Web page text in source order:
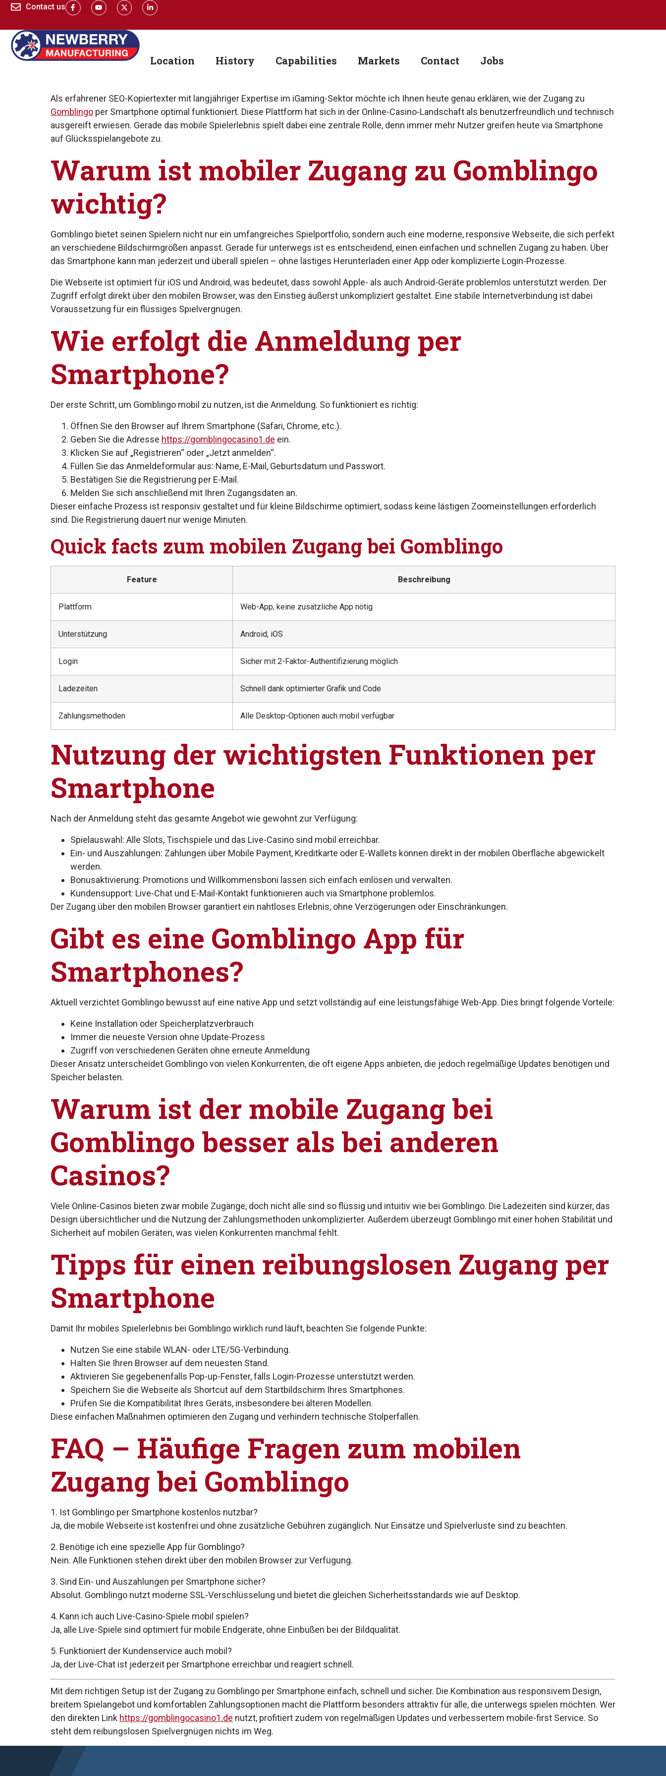
Contact us
Location History Capabilities Markets Contact Jobs
Als erfahrener SEO-Kopiertexter mit langjähriger Expertise im iGaming-Sektor möchte ich Ihnen heute genau erklären, wie der Zugang zu
Gomblingo per Smartphone optimal funktioniert. Diese Plattform hat sich in der Online-Casino-Landschaft als benutzerfreundlich und technisch
ausgereift erwiesen. Gerade das mobile Spielerlebnis spielt dabei eine zentrale Rolle, denn immer mehr Nutzer greifen heute via Smartphone
auf Glücksspielangebote zu.
Warum ist mobiler Zugang zu Gomblingo
wichtig?
Gomblingo bietet seinen Spielern nicht nur ein umfangreiches Spielportfolio, sondern auch eine moderne, responsive Webseite, die sich perfekt
an verschiedene Bildschirmgrößen anpasst. Gerade für unterwegs ist es entscheidend, einen einfachen und schnellen Zugang zu haben. Über
das Smartphone kann man jederzeit und überall spielen – ohne lästiges Herunterladen einer App oder komplizierte Login-Prozesse.
Die Webseite ist optimiert für iOS und Android, was bedeutet, dass sowohl Apple- als auch Android-Geräte problemlos unterstützt werden. Der
Zugriff erfolgt direkt über den mobilen Browser, was den Einstieg äußerst unkompliziert gestaltet. Eine stabile Internetverbindung ist dabei
Voraussetzung für ein flüssiges Spielvergnügen.
Wie erfolgt die Anmeldung per
Smartphone?
Der erste Schritt, um Gomblingo mobil zu nutzen, ist die Anmeldung. So funktioniert es richtig:
Öffnen Sie den Browser auf Ihrem Smartphone (Safari, Chrome, etc.).
Geben Sie die Adresse https://gomblingocasino1.de ein.
Klicken Sie auf „Registrieren“ oder „Jetzt anmelden“.
Füllen Sie das Anmeldeformular aus: Name, E-Mail, Geburtsdatum und Passwort.
Bestätigen Sie die Registrierung per E-Mail.
Melden Sie sich anschließend mit Ihren Zugangsdaten an.
Dieser einfache Prozess ist responsiv gestaltet und für kleine Bildschirme optimiert, sodass keine lästigen Zoomeinstellungen erforderlich
sind. Die Registrierung dauert nur wenige Minuten.
Quick facts zum mobilen Zugang bei Gomblingo
Feature Beschreibung
Plattform Web-App, keine zusätzliche App nötig
Unterstützung Android, iOS
Login Sicher mit 2-Faktor-Authentifizierung möglich
Ladezeiten Schnell dank optimierter Grafik und Code
Zahlungsmethoden Alle Desktop-Optionen auch mobil verfügbar
Nutzung der wichtigsten Funktionen per
Smartphone
Nach der Anmeldung steht das gesamte Angebot wie gewohnt zur Verfügung:
Spielauswahl: Alle Slots, Tischspiele und das Live-Casino sind mobil erreichbar.
Ein- und Auszahlungen: Zahlungen über Mobile Payment, Kreditkarte oder E-Wallets können direkt in der mobilen Oberfläche abgewickelt
werden.
Bonusaktivierung: Promotions und Willkommensboni lassen sich einfach einlösen und verwalten.
Kundensupport: Live-Chat und E-Mail-Kontakt funktionieren auch via Smartphone problemlos.
Der Zugang über den mobilen Browser garantiert ein nahtloses Erlebnis, ohne Verzögerungen oder Einschränkungen.
Gibt es eine Gomblingo App für
Smartphones?
Aktuell verzichtet Gomblingo bewusst auf eine native App und setzt vollständig auf eine leistungsfähige Web-App. Dies bringt folgende Vorteile:
Keine Installation oder Speicherplatzverbrauch
Immer die neueste Version ohne Update-Prozess
Zugriff von verschiedenen Geräten ohne erneute Anmeldung
Dieser Ansatz unterscheidet Gomblingo von vielen Konkurrenten, die oft eigene Apps anbieten, die jedoch regelmäßige Updates benötigen und
Speicher belasten.
Warum ist der mobile Zugang bei
Gomblingo besser als bei anderen
Casinos?
Viele Online-Casinos bieten zwar mobile Zugänge, doch nicht alle sind so flüssig und intuitiv wie bei Gomblingo. Die Ladezeiten sind kürzer, das
Design übersichtlicher und die Nutzung der Zahlungsmethoden unkomplizierter. Außerdem überzeugt Gomblingo mit einer hohen Stabilität und
Sicherheit auf mobilen Geräten, was vielen Konkurrenten manchmal fehlt.
Tipps für einen reibungslosen Zugang per
Smartphone
Damit Ihr mobiles Spielerlebnis bei Gomblingo wirklich rund läuft, beachten Sie folgende Punkte:
Nutzen Sie eine stabile WLAN- oder LTE/5G-Verbindung.
Halten Sie Ihren Browser auf dem neuesten Stand.
Aktivieren Sie gegebenenfalls Pop-up-Fenster, falls Login-Prozesse unterstützt werden.
Speichern Sie die Webseite als Shortcut auf dem Startbildschirm Ihres Smartphones.
Prüfen Sie die Kompatibilität Ihres Geräts, insbesondere bei älteren Modellen.
Diese einfachen Maßnahmen optimieren den Zugang und verhindern technische Stolperfallen.
FAQ – Häufige Fragen zum mobilen
Zugang bei Gomblingo
1. Ist Gomblingo per Smartphone kostenlos nutzbar?
Ja, die mobile Webseite ist kostenfrei und ohne zusätzliche Gebühren zugänglich. Nur Einsätze und Spielverluste sind zu beachten.
2. Benötige ich eine spezielle App für Gomblingo?
Nein. Alle Funktionen stehen direkt über den mobilen Browser zur Verfügung.
3. Sind Ein- und Auszahlungen per Smartphone sicher?
Absolut. Gomblingo nutzt moderne SSL-Verschlüsselung und bietet die gleichen Sicherheitsstandards wie auf Desktop.
4. Kann ich auch Live-Casino-Spiele mobil spielen?
Ja, alle Live-Spiele sind optimiert für mobile Endgeräte, ohne Einbußen bei der Bildqualität.
5. Funktioniert der Kundenservice auch mobil?
Ja, der Live-Chat ist jederzeit per Smartphone erreichbar und reagiert schnell.
Mit dem richtigen Setup ist der Zugang zu Gomblingo per Smartphone einfach, schnell und sicher. Die Kombination aus responsivem Design,
breitem Spielangebot und komfortablen Zahlungsoptionen macht die Plattform besonders attraktiv für alle, die unterwegs spielen möchten. Wer
den direkten Link https://gomblingocasino1.de nutzt, profitiert zudem von regelmäßigen Updates und verbessertem mobile-first Service. So
steht dem reibungslosen Spielvergnügen nichts im Weg.